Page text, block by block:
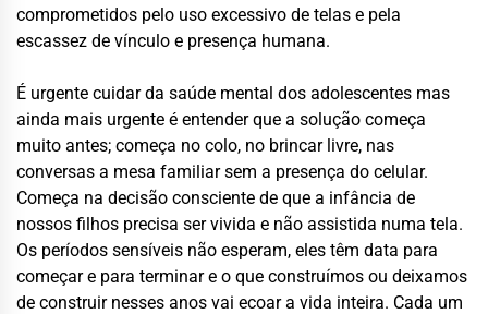
comprometidos pelo uso excessivo de telas e pela
escassez de vínculo e presença humana.
É urgente cuidar da saúde mental dos adolescentes mas
ainda mais urgente é entender que a solução começa
muito antes; começa no colo, no brincar livre, nas
conversas a mesa familiar sem a presença do celular.
Começa na decisão consciente de que a infância de
nossos filhos precisa ser vivida e não assistida numa tela.
Os períodos sensíveis não esperam, eles têm data para
começar e para terminar e o que construímos ou deixamos
de construir nesses anos vai ecoar a vida inteira. Cada um